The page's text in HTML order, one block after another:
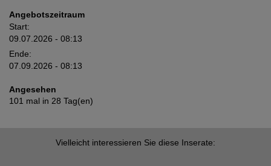
Angebotszeitraum
Start:
09.07.2026 - 08:13
Ende:
07.09.2026 - 08:13
Angesehen
101 mal in 28 Tag(en)
Vielleicht interessieren Sie diese Inserate: